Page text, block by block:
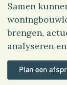
Samen
brengen,
analyseren
Plan een